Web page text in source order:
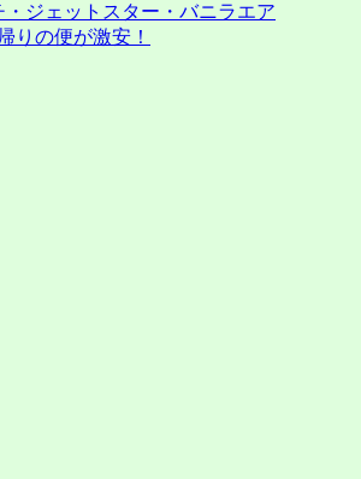
ジェットスター・バニラエア
りの便が激安！